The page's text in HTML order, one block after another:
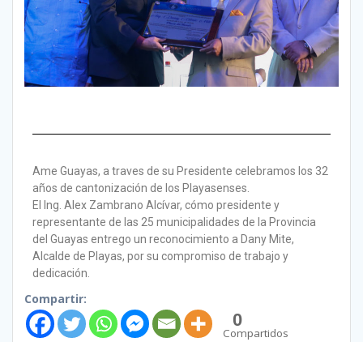
Ame Guayas, a traves de su Presidente celebramos los 32
años de cantonización de los Playasenses.
El Ing. Alex Zambrano Alcívar, cómo presidente y
representante de las 25 municipalidades de la Provincia
del Guayas entrego un reconocimiento a Dany Mite,
Alcalde de Playas, por su compromiso de trabajo y
dedicación.
Compartir:
0
Compartidos